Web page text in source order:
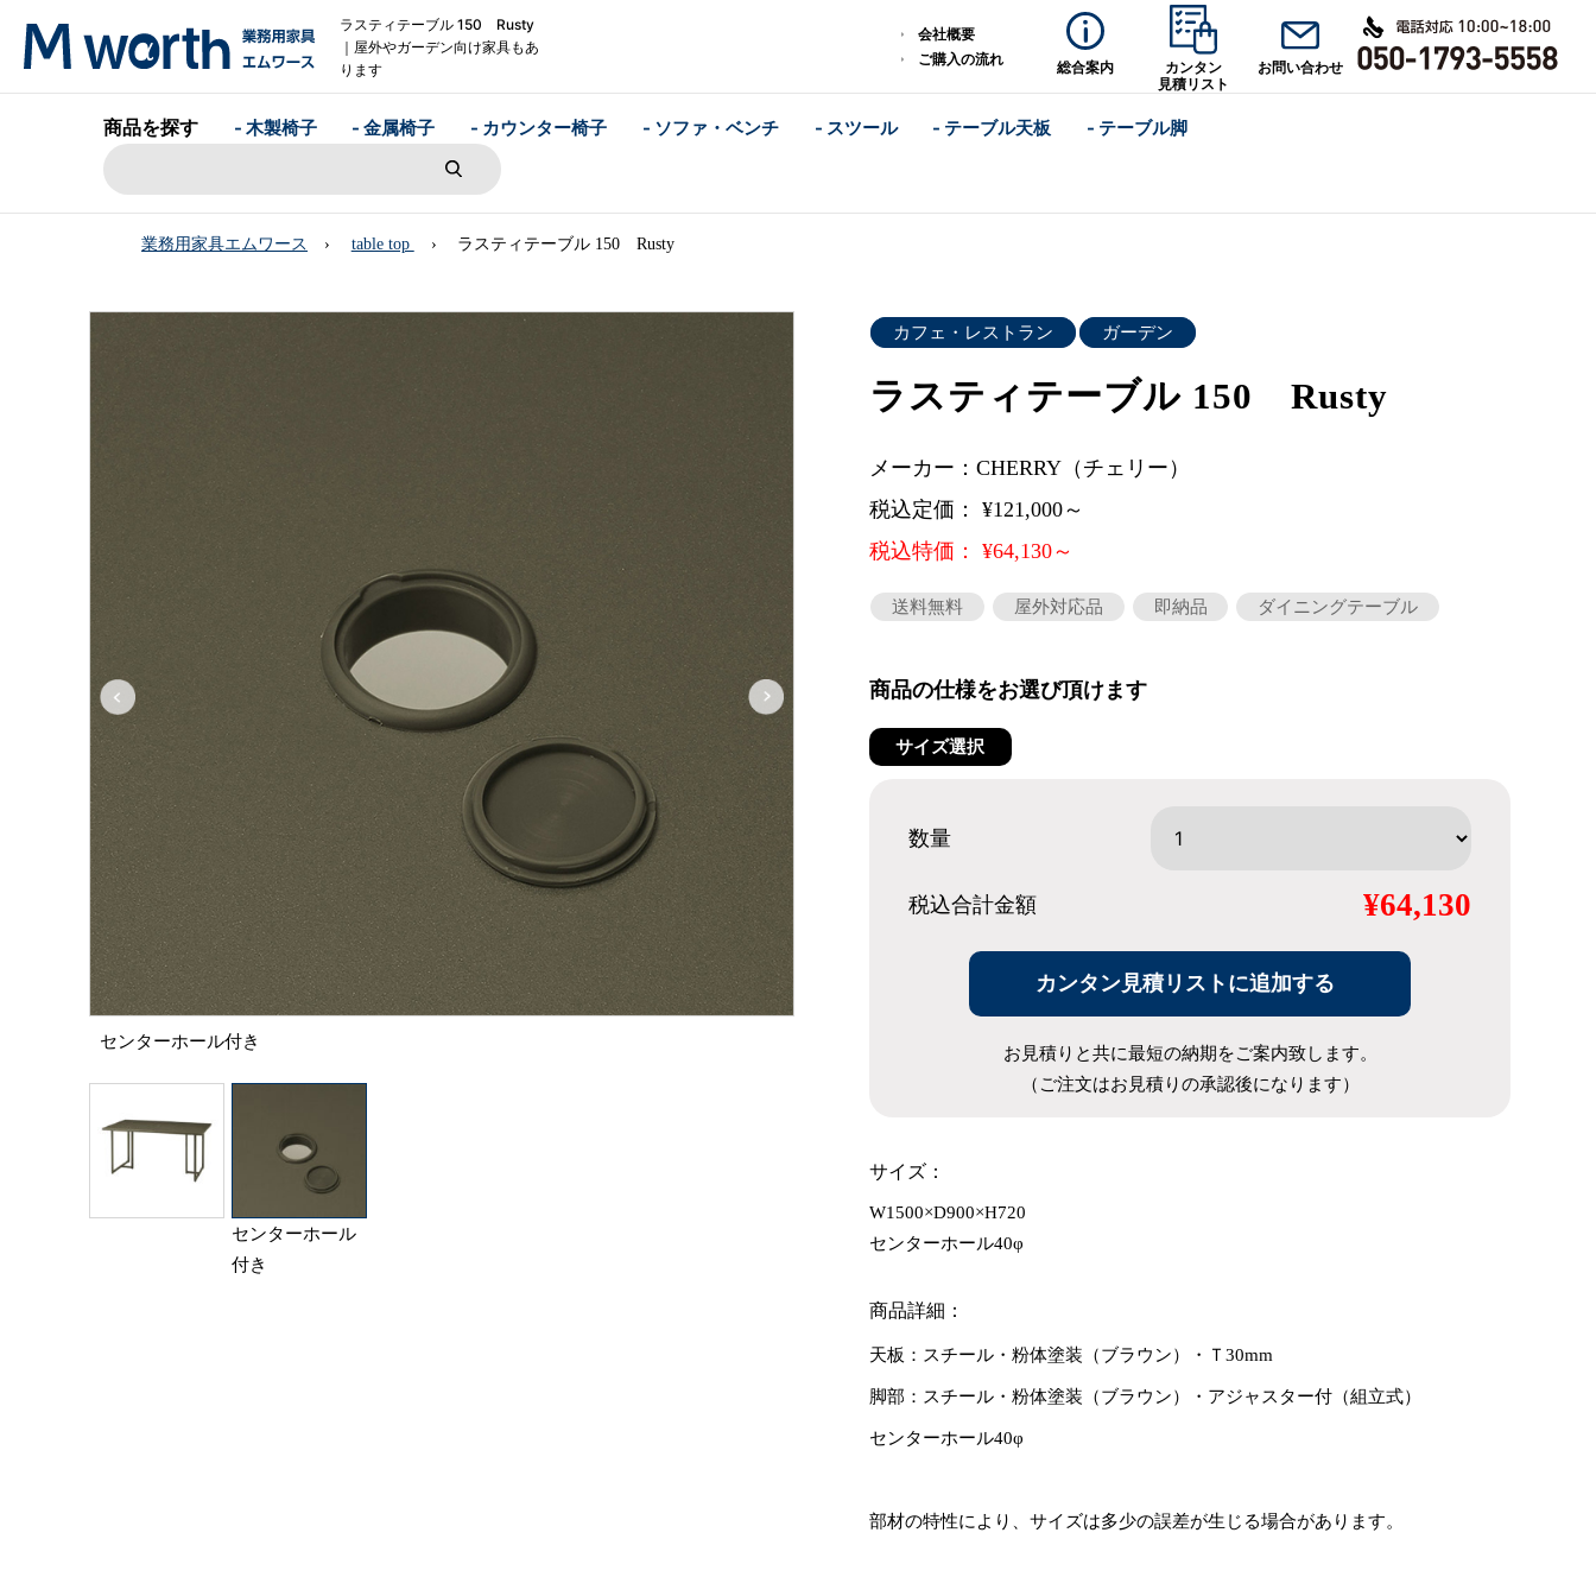
ラスティテーブル 150 Rusty
｜屋外やガーデン向け家具もあ
ります
会社概要
ご購入の流れ
総合案内
カンタン
見積リスト
お問い合わせ
商品を探す - 木製椅子 - 金属椅子 - カウンター椅子 - ソファ・ベンチ - スツール - テーブル天板 - テーブル脚
業務用家具エムワース table top ラスティテーブル 150 Rusty
センターホール付き
センターホール
付き
カフェ・レストラン ガーデン
ラスティテーブル 150 Rusty
メーカー：CHERRY（チェリー）
税込定価： ¥121,000～
税込特価： ¥64,130～
送料無料 屋外対応品 即納品 ダイニングテーブル
商品の仕様をお選び頂けます
サイズ選択
数量
税込合計金額 ¥64,130
カンタン見積リストに追加する
お見積りと共に最短の納期をご案内致します。
（ご注文はお見積りの承認後になります）
サイズ：
W1500×D900×H720
センターホール40φ
商品詳細：
天板：スチール・粉体塗装（ブラウン）・Ｔ30mm
脚部：スチール・粉体塗装（ブラウン）・アジャスター付（組立式）
センターホール40φ
部材の特性により、サイズは多少の誤差が生じる場合があります。